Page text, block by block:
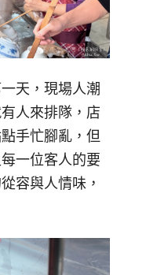
天，現場人潮
人來排隊，店
手忙腳亂，但
一位客人的要
容與人情味，